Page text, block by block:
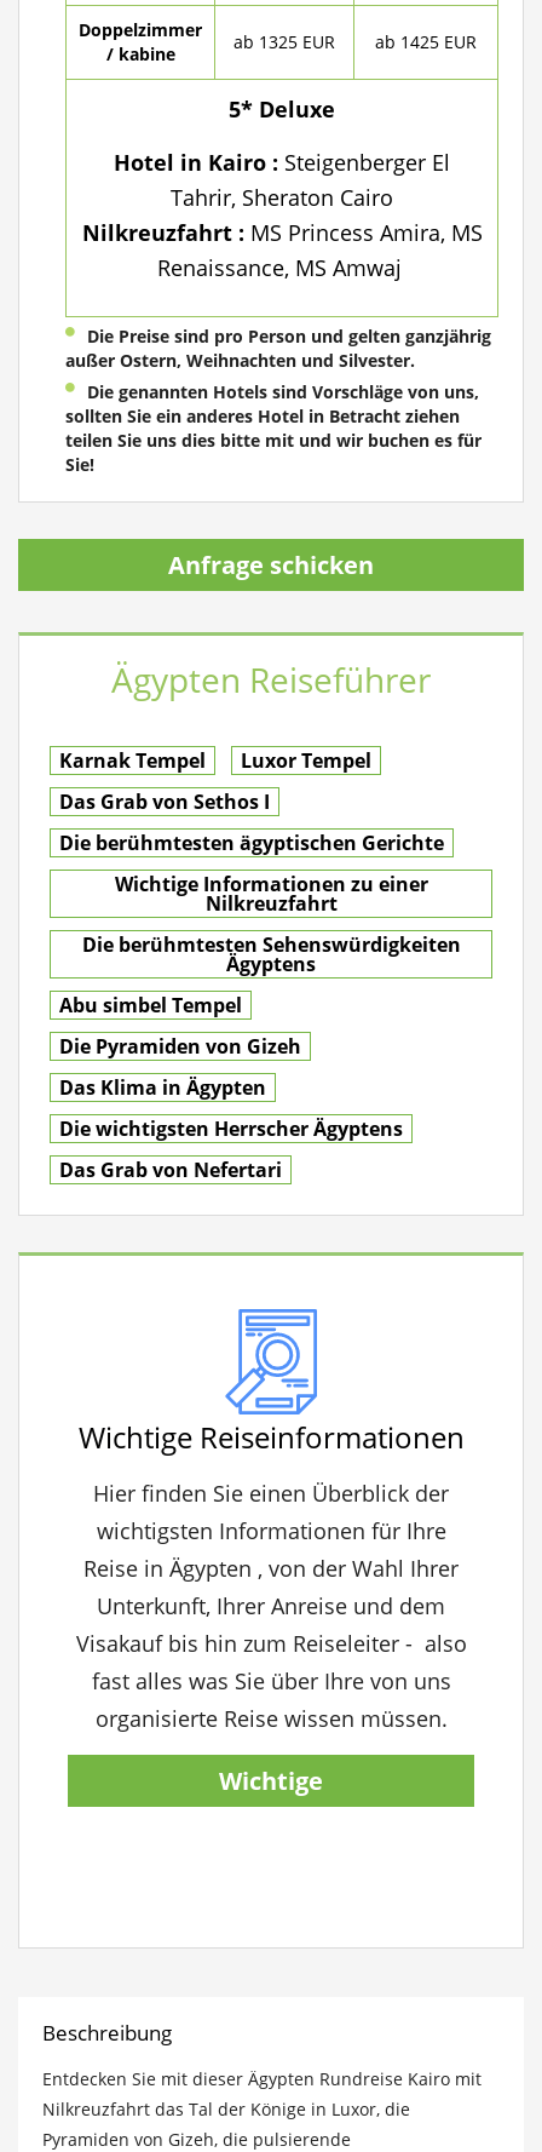
Doppelzimmer
/ kabine
ab 1325 EUR ab 1425 EUR
5* Deluxe
Hotel in Kairo : Steigenberger El
Tahrir, Sheraton Cairo
Nilkreuzfahrt : MS Princess Amira, MS
Renaissance, MS Amwaj
Die Preise sind pro Person und gelten ganzjährig
außer Ostern, Weihnachten und Silvester.
Die genannten Hotels sind Vorschläge von uns,
sollten Sie ein anderes Hotel in Betracht ziehen
teilen Sie uns dies bitte mit und wir buchen es für
Sie!
Anfrage schicken
Ägypten Reiseführer
Karnak Tempel
Luxor Tempel
Das Grab von Sethos I
Die berühmtesten ägyptischen Gerichte
Wichtige Informationen zu einer
Nilkreuzfahrt
Die berühmtesten Sehenswürdigkeiten
Ägyptens
Abu simbel Tempel
Die Pyramiden von Gizeh
Das Klima in Ägypten
Die wichtigsten Herrscher Ägyptens
Das Grab von Nefertari
Wichtige Reiseinformationen
Hier finden Sie einen Überblick der
wichtigsten Informationen für Ihre
Reise in Ägypten , von der Wahl Ihrer
Unterkunft, Ihrer Anreise und dem
Visakauf bis hin zum Reiseleiter - also
fast alles was Sie über Ihre von uns
organisierte Reise wissen müssen.
Wichtige
Beschreibung
Entdecken Sie mit dieser Ägypten Rundreise Kairo mit
Nilkreuzfahrt das Tal der Könige in Luxor, die
Pyramiden von Gizeh, die pulsierende